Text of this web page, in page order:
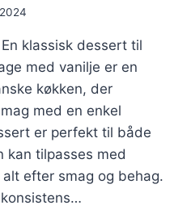
klassisk dessert til
med vanilje er en
køkken, der
med en enkel
er perfekt til både
kan tilpasses med
efter smag og behag.